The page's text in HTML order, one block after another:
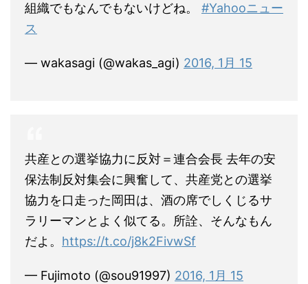
組織でもなんでもないけどね。 #Yahooニュー
ス
— wakasagi (@wakas_agi) 2016, 1月 15
共産との選挙協力に反対＝連合会長 去年の安
保法制反対集会に興奮して、共産党との選挙
協力を口走った岡田は、酒の席でしくじるサ
ラリーマンとよく似てる。所詮、そんなもん
だよ。 https://t.co/j8k2FivwSf
— Fujimoto (@sou91997) 2016, 1月 15